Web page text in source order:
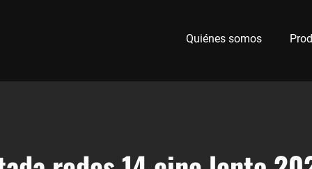
Quiénes somos